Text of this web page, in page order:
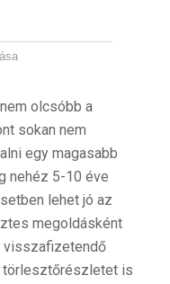
olcsóbb a
sokan nem
egy magasabb
nehéz 5-10 éve
lehet jó az
megoldásként
visszafizetendő
törlesztőrészletet is